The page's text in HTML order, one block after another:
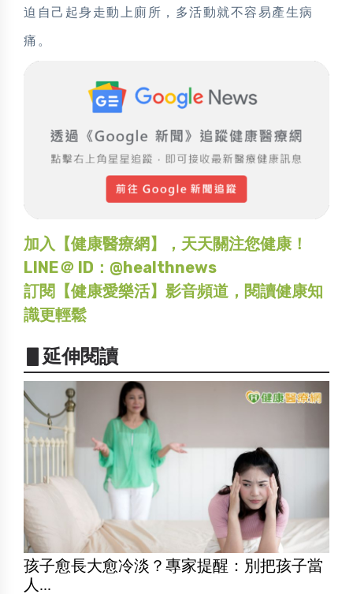
迫自己起身走動上廁所，多活動就不容易產生病
痛。
加入【健康醫療網】，天天關注您健康！
LINE＠ ID：@healthnews
訂閱【健康愛樂活】影音頻道，閱讀健康知
識更輕鬆
▋延伸閱讀
孩子愈長大愈冷淡？專家提醒：別把孩子當
人...